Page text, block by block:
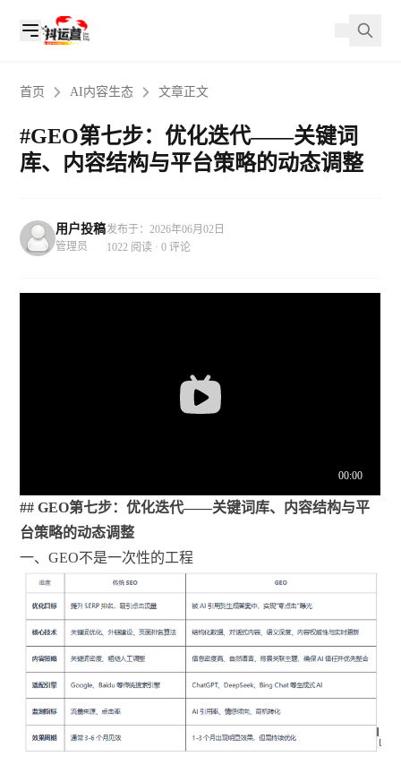
首页 AI内容生态 文章正文
#GEO第七步：优化迭代——关键词
库、内容结构与平台策略的动态调整
用户投稿
管理员
发布于：2026年06月02日
1022 阅读 · 0 评论
## GEO第七步：优化迭代——关键词库、内容结构与平
台策略的动态调整
一、GEO不是一次性的工程